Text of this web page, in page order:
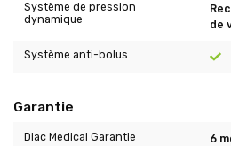
Système de pression
dynamique
de
Système anti-bolus
Garantie
Diac Medical Garantie 6